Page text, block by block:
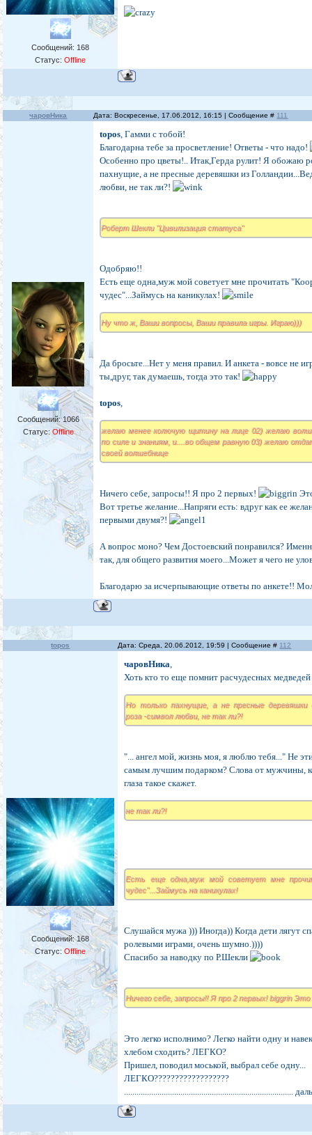
Сообщений: 168
Статус:Offline
чаровНика Дата: Воскресенье, 17.06.2012, 16:15 | Сообщение # 111
Сообщений:1066
Статус:Offline
topos, Гамми с тобой!
Благодарна тебе за просветление! Ответы - что надо!
Особенно про цветы!.. Итак,Герда рулит! Я обожаю
пахнущие, а не пресные деревяшки из
любви, не так ли?!
Роберт Шекли "Цивилизация статуса"
Одобряю!!
Есть еще одна,муж мой советует мне прочитать
чудес"...Займусь на каникулах!
Ну что ж, Ваши вопросы, Ваши правила игры. Играю)))
Да бросьте...Нет у меня правил. И анкета - вовсе не
ты,друг, так думаешь, тогда это так!
topos,
желаю менее колючую щитину на лице 02) желаю
по силе и знаниям, и....во общем равную 03) желаю
своей волшебнице
Ничего себе, запросы!! Я про 2 первых!
Вот третье желание...Напряги есть: вдруг как ее
первыми двумя?!
А вопрос моно? Чем Достоевский понравился?
так, для общего развития моего...Может я чего не
Благодарю за исчерпывающие ответы по анкете!!
topos Дата: Среда, 20.06.2012, 19:59 | Сообщение # 112
Сообщений:168
Статус:Offline
чаровНика,
Хоть кто то еще помнит расчудесных
Но только пахнущие, а не пресные деревяшки
роза -символ любви, не так ли?!
"... ангел мой, жизнь моя, я люблю тебя..." Не
самым лучшим подарком? Слова от мужчины,
глаза такое скажет.
не так ли?!
Есть еще одна,муж мой советует мне
чудес"...Займусь на каникулах!
Слушайся мужа ))) Иногда)) Когда дети лягут
ролевыми играми, очень шумно.))))
Спасибо за наводку по Р.Шекли
Ничего себе, запросы!! Я про 2 первых! biggrin Это
Это легко исполнимо? Легко найти одну и
хлебом сходить? ЛЕГКО?
Пришел, поводил моськой, выбрал себе одну...
ЛЕГКО??????????????????
.................................................................................